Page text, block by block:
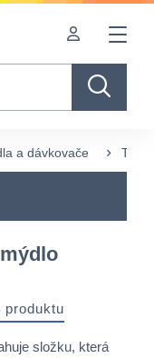
a dávkovače
produktu
složku, která